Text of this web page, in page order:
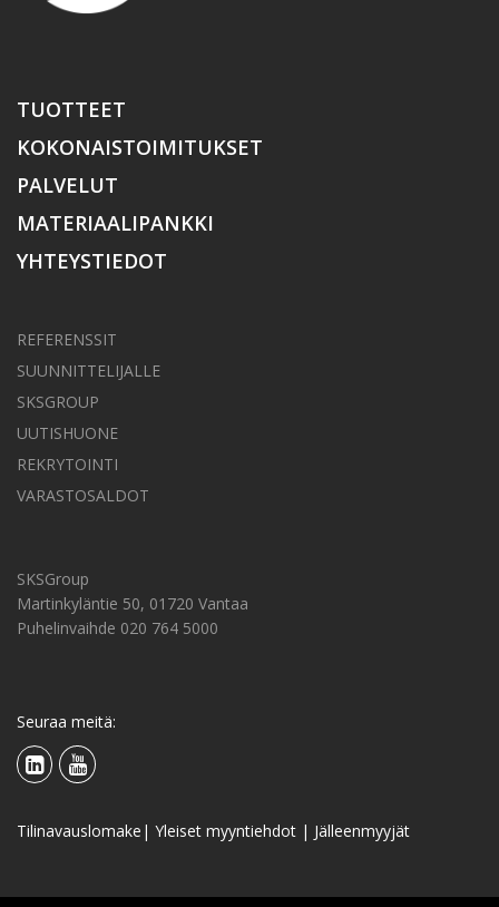
TUOTTEET
KOKONAISTOIMITUKSET
PALVELUT
MATERIAALIPANKKI
YHTEYSTIEDOT
REFERENSSIT
SUUNNITTELIJALLE
SKSGROUP
UUTISHUONE
REKRYTOINTI
VARASTOSALDOT
SKSGroup
Martinkyläntie 50, 01720 Vantaa
Puhelinvaihde 020 764 5000
Seuraa meitä:
Tilinavauslomake | Yleiset myyntiehdot | Jälleenmyyjät